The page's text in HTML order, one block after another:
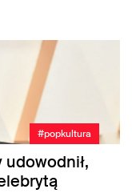
#popkultura